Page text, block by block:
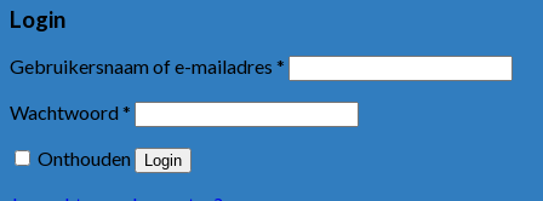
Login
Gebruikersnaam of e-mailadres *
Wachtwoord*
Onthouden
Login